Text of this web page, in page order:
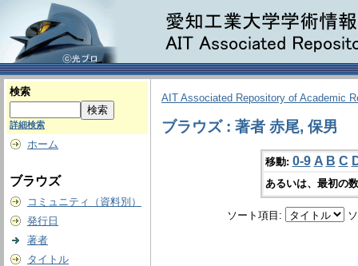
検索
詳細検索
ホーム
ブラウズ
コミュニティ（資料別）
発行日
著者
タイトル
AIT Associated Repository of Academic
ブラウズ : 著者 赤尾, 保男
移動: 0-9 A B C
あるいは、最初の
ソート項目: